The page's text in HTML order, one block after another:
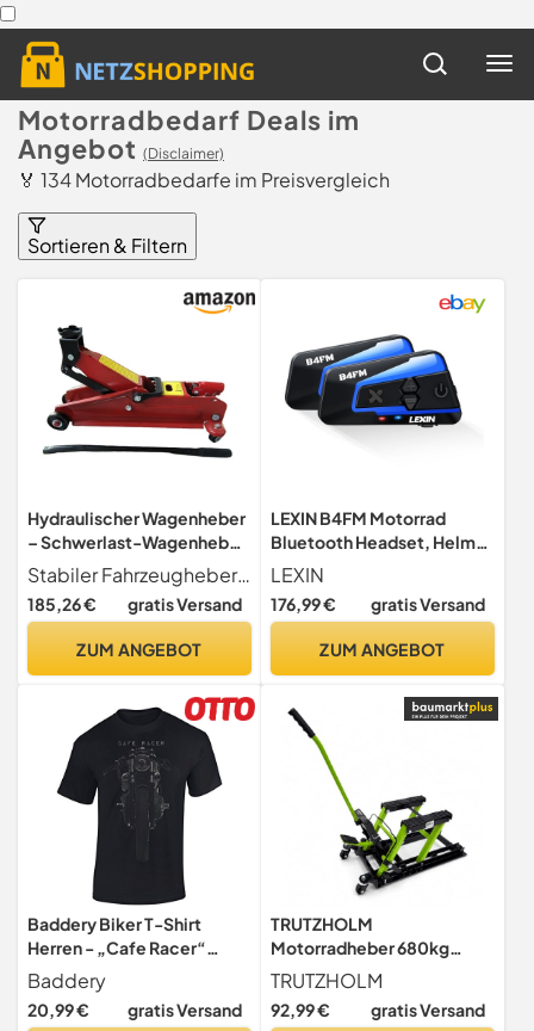
Motorradbedarf Deals im
Angebot (Disclaimer)
🏅 134 Motorradbedarfe im Preisvergleich
Sortieren & Filtern
Hydraulischer Wagenheber
– Schwerlast-Wagenheber
3 Tonnen | Auto- &
Motorradbedarf für
Nivellierung Straße Shop
Montage Bauernhof
Stabiler Fahrzeugheber Entwickelt für Vielseitigkeit, unterstützt dieser Wagenheber die Fahrzeugwartung mit getesteter Langzeithaltbarkeit, einer starken Kapazität von 3 Tonnen und einer verstärkten Struktur, bietet zuverlässige Leistung für Auto und Anhänger gleichermaßen
185,26 € gratis Versand
ZUM ANGEBOT
LEXIN B4FM Motorrad
Bluetooth Headset, Helm
Intercom,
Kommunikationssystem für
bis zu 10 Motorräder mit
Motorradhelm
Musikteilen Funktion,
Doppelpack
LEXIN
176,99 € gratis Versand
ZUM ANGEBOT
Baddery Biker T-Shirt
Herren - „Cafe Racer“
(Schwarz L)
Baddery
20,99 € gratis Versand
TRUTZHOLM
Motorradheber 680kg
Motorradhebebühne
Motorradheber hydraulisch
Montagebock Motorrad
TRUTZHOLM
92,99 € gratis Versand